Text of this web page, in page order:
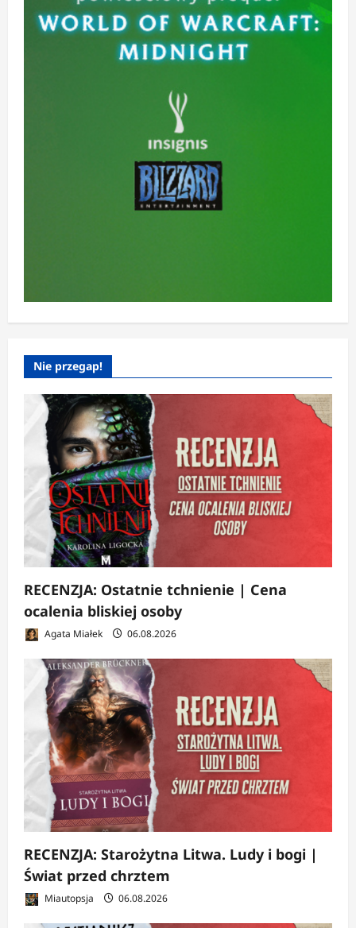
Nie przegap!
RECENZJA: Ostatnie tchnienie | Cena
ocalenia bliskiej osoby
Agata Miałek 06.08.2026
RECENZJA: Starożytna Litwa. Ludy i bogi |
Świat przed chrztem
Miautopsja 06.08.2026